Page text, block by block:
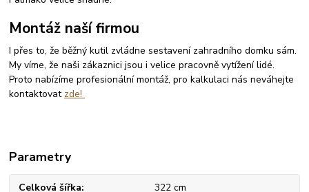
Montáž naší firmou
I přes to, že běžný kutil zvládne sestavení zahradního domku sám.
My víme, že naši zákaznici jsou i velice pracovně vytížení lidé.
Proto nabízíme profesionální montáž, pro kalkulaci nás neváhejte
kontaktovat zde!
Parametry
Celková šířka 322 cm